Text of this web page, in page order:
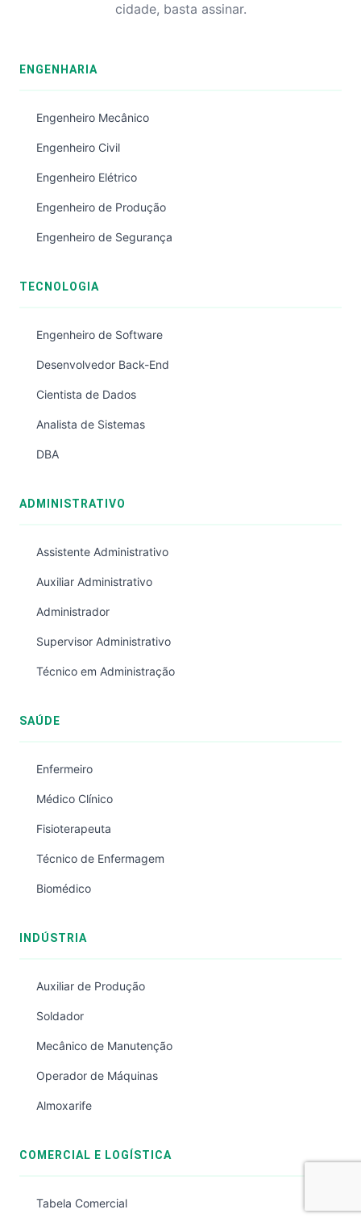
cidade, basta assinar.
ENGENHARIA
Engenheiro Mecânico
Engenheiro Civil
Engenheiro Elétrico
Engenheiro de Produção
Engenheiro de Segurança
TECNOLOGIA
Engenheiro de Software
Desenvolvedor Back-End
Cientista de Dados
Analista de Sistemas
DBA
ADMINISTRATIVO
Assistente Administrativo
Auxiliar Administrativo
Administrador
Supervisor Administrativo
Técnico em Administração
SAÚDE
Enfermeiro
Médico Clínico
Fisioterapeuta
Técnico de Enfermagem
Biomédico
INDÚSTRIA
Auxiliar de Produção
Soldador
Mecânico de Manutenção
Operador de Máquinas
Almoxarife
COMERCIAL E LOGÍSTICA
Tabela Comercial